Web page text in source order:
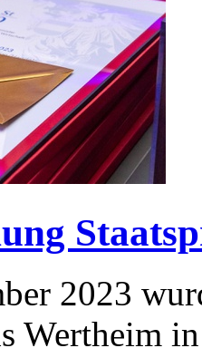
2023
Wertheim